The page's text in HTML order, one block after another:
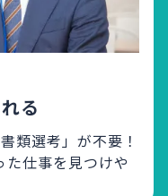
る
類選考」が不要！
た仕事を見つけや